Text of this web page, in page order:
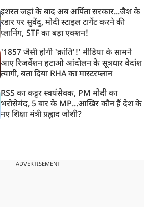
इशरत जहां के बाद अब अर्पिता सरकार...जैश के
रडार पर सुवेंदु, मोदी स्टाइल टार्गेट करने की
प्लानिंग, STF का बड़ा एक्शन!
'1857 जैसी होगी 'क्रांति'!' मीडिया के सामने
आए रिजर्वेशन हटाओ आंदोलन के सूत्रधार वेदांश
त्यागी, बता दिया RHA का मास्टरप्लान
RSS का कट्टर स्वयंसेवक, PM मोदी का
भरोसेमंद, 5 बार के MP...आखिर कौन हैं देश के
नए शिक्षा मंत्री प्रह्लाद जोशी?
ADVERTISEMENT